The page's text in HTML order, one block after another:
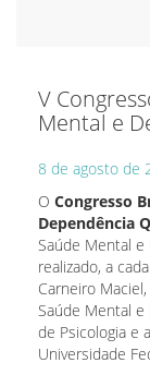
V
Mental e
8 de agosto de
O Congresso
Dependência
Saúde Mental e
realizado, a
Carneiro
Saúde Mental e
de Psicologia e
Universidade